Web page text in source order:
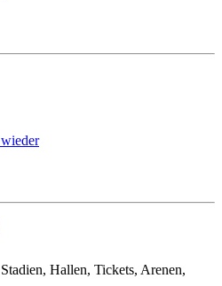
Hallen, Tickets, Arenen,